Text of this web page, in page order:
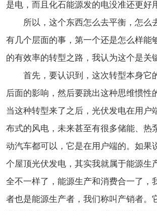
是电，而且化石能源发的电没准还更好
所以，这个东西怎么去平衡，怎么
有几个层面的事，第一个还是怎么样能
的有效率的转型之路，我认为这个是关
首先，要认识到，这次转型本身它
后面的影响，然后要跳出这种思维惯性
当这种转型来了之后，光伏发电在用户
布式的风电，未来甚至有很多储能、热
动汽车都可以，它是在用户端的。如果
个屋顶光伏发电，其实我就属于能源生
全不一样了，能源生产和消费合一了，
者也是能源生产者，我们称叫产销者。